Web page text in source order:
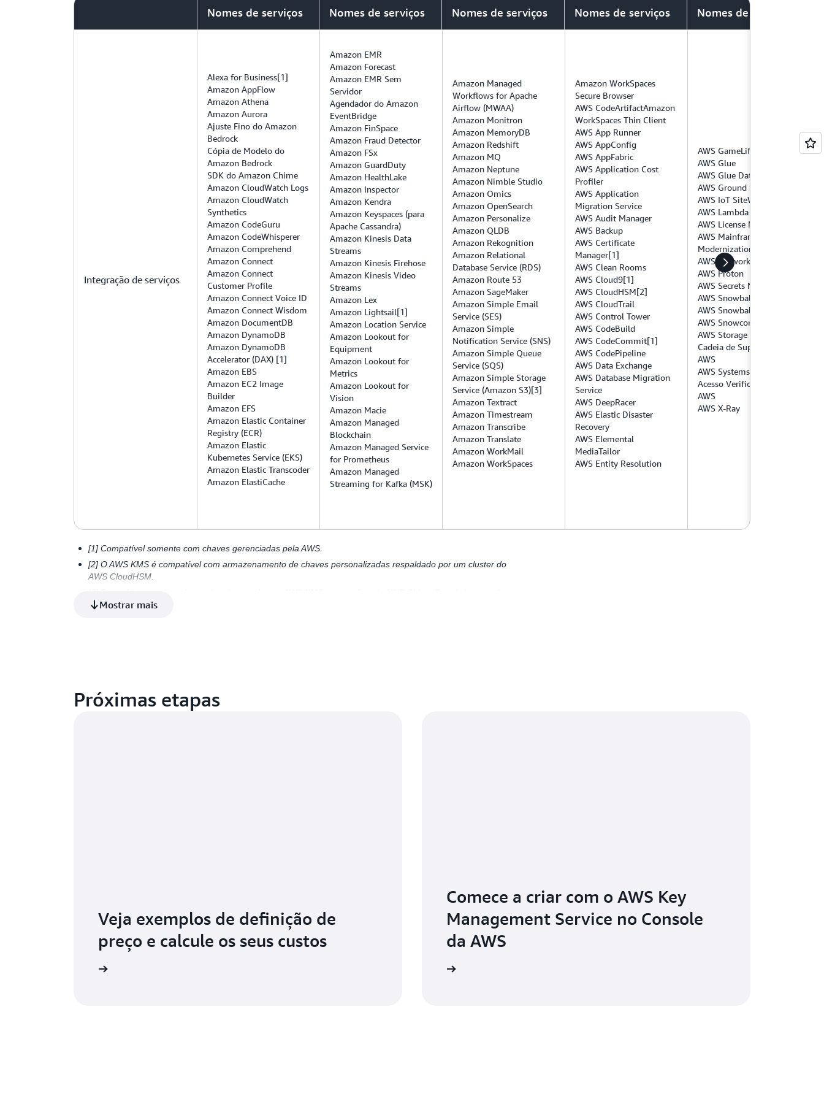
Pequim, e na região da AWS China (Ningxia), operada pela Ningxia Western Cloud Data
validados pelo FIPS 140-3), e o whitepaper sobre os detalhes de criptografia, mencionado
acima, não é aplicável.
usar um XKS, seu material de chave nunca sai de seu HSM.
personalizadas do CloudHSM, você é responsável pela durabilidade, disponibilidade, latência,
desempenho e segurança do material da chave e pelas operações criptográficas de chaves
externas ao usar um repositório de chaves externo. A performance e a disponibilidade das
operações do KMS podem ser afetadas pelo hardware, software ou componentes de rede da
infraestrutura XKS que você usa. Para saber mais sobre o XKS, leiaeste Blog de notícias da
AWS.
*Armazenamentos das chaves personalizadas não estão disponíveis nas regiões da AWS
China (Pequim), operada pela Sinnet e China (Ningxia), operada pela NWCD.
** O armazenamento de chaves personalizadas não está disponível para chaves KMS
assimétricas.
*** O CodeArtifact não é compatível com chaves do KMS em um XKS.
Nomes de serviços Nomes de serviços Nomes de serviços Nomes de serviços Nomes de serviços
Integração de serviços
Alexa for Business[1]
Amazon AppFlow
Amazon Athena
Amazon Aurora
Ajuste Fino do Amazon
Bedrock
Cópia de Modelo do
Amazon Bedrock
SDK do Amazon Chime
Amazon CloudWatch Logs
Amazon CloudWatch
Synthetics
Amazon CodeGuru
Amazon CodeWhisperer
Amazon Comprehend
Amazon Connect
Amazon Connect
Customer Profile
Amazon Connect Voice ID
Amazon Connect Wisdom
Amazon DocumentDB
Amazon DynamoDB
Amazon DynamoDB
Accelerator (DAX) [1]
Amazon EBS
Amazon EC2 Image
Builder
Amazon EFS
Amazon Elastic Container
Registry (ECR)
Amazon Elastic
Kubernetes Service (EKS)
Amazon Elastic Transcoder
Amazon ElastiCache
Amazon EMR
Amazon Forecast
Amazon EMR Sem
Servidor
Agendador do Amazon
EventBridge
Amazon FinSpace
Amazon Fraud Detector
Amazon FSx
Amazon GuardDuty
Amazon HealthLake
Amazon Inspector
Amazon Kendra
Amazon Keyspaces (para
Apache Cassandra)
Amazon Kinesis Data
Streams
Amazon Kinesis Firehose
Amazon Kinesis Video
Streams
Amazon Lex
Amazon Lightsail[1]
Amazon Location Service
Amazon Lookout for
Equipment
Amazon Lookout for
Metrics
Amazon Lookout for
Vision
Amazon Macie
Amazon Managed
Blockchain
Amazon Managed Service
for Prometheus
Amazon Managed
Streaming for Kafka (MSK)
Amazon Managed
Workflows for Apache
Airflow (MWAA)
Amazon Monitron
Amazon MemoryDB
Amazon Redshift
Amazon MQ
Amazon Neptune
Amazon Nimble Studio
Amazon Omics
Amazon OpenSearch
Amazon Personalize
Amazon QLDB
Amazon Rekognition
Amazon Relational
Database Service (RDS)
Amazon Route 53
Amazon SageMaker
Amazon Simple Email
Service (SES)
Amazon Simple
Notification Service (SNS)
Amazon Simple Queue
Service (SQS)
Amazon Simple Storage
Service (Amazon S3)[3]
Amazon Textract
Amazon Timestream
Amazon Transcribe
Amazon Translate
Amazon WorkMail
Amazon WorkSpaces
Amazon WorkSpaces
Secure Browser
AWS CodeArtifactAmazon
WorkSpaces Thin Client
AWS App Runner
AWS AppConfig
AWS AppFabric
AWS Application Cost
Profiler
AWS Application
Migration Service
AWS Audit Manager
AWS Backup
AWS Certificate
Manager[1]
AWS Clean Rooms
AWS Cloud9[1]
AWS CloudHSM[2]
AWS CloudTrail
AWS Control Tower
AWS CodeBuild
AWS CodeCommit[1]
AWS CodePipeline
AWS Data Exchange
AWS Database Migration
Service
AWS DeepRacer
AWS Elastic Disaster
Recovery
AWS Elemental
MediaTailor
AWS Entity Resolution
AWS GameLift
AWS Glue
AWS Glue DataBrew
AWS Ground Station
AWS IoT SiteWise
AWS Lambda
AWS License Manager
AWS Mainframe
Modernization
AWS Network Firewall
AWS Proton
AWS Secrets Manager
AWS Snowball
AWS Snowball Edge
AWS Snowcone
AWS Storage Gateway
Cadeia de Suprimentos
AWS
AWS Systems Manager
Acesso Verificado pela
AWS
AWS X-Ray
[1] Compatível somente com chaves gerenciadas pela AWS.
[2] O AWS KMS é compatível com armazenamento de chaves personalizadas respaldado por um cluster do
AWS CloudHSM.
pela Sinnet, e AWS China (Ningxia), operada pela NWCD, consulte a
Mostrar mais
Próximas etapas
Veja exemplos de definição de
preço e calcule os seus custos
Comece a criar com o AWS Key
Management Service no Console
da AWS